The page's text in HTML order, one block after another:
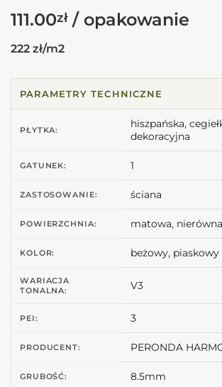
111.00zł
222 zł/m2
PARAMETRY TECHNICZNE
PŁYTKA:
hiszpańska,
dekoracyjna
GATUNEK: 1
ZASTOSOWANIE: ściana
POWIERZCHNIA: matowa, nierówna
KOLOR: beżowy, piaskowy
WARIACJA
TONALNA:
V3
PEI: 3
PRODUCENT: PERONDA
GRUBOŚĆ: 8.5mm